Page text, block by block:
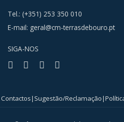
Tel.: (+351) 253 350 010
E-mail: geral@cm-terrasdebouro.pt
SIGA-NOS
Contactos| Sugestão/Reclamação|